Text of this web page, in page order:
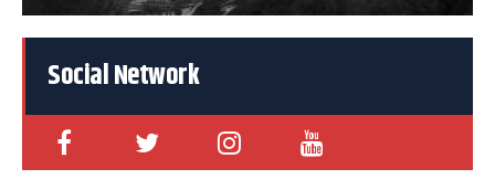
Social Network